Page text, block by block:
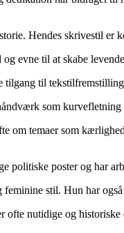
Hendes skrivestil er
evne til at skabe
til
som
om temaer som
politiske poster og har
stil. Hun har
nutidige og